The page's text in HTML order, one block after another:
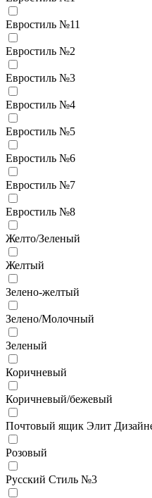
Евростиль №11
Евростиль №2
Евростиль №3
Евростиль №4
Евростиль №5
Евростиль №6
Евростиль №7
Евростиль №8
Желто/Зеленый
Желтый
Зелено-желтый
Зелено/Молочный
Зеленый
Коричневый
Коричневый/бежевый
Почтовый ящик Элит
Розовый
Русский Стиль №3